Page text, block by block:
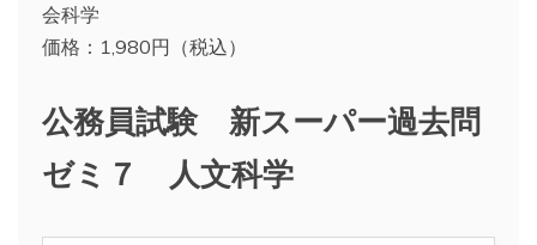
会科学
価格：1,980円（税込）
公務員試験 新スーパー過去問
ゼミ７ 人文科学